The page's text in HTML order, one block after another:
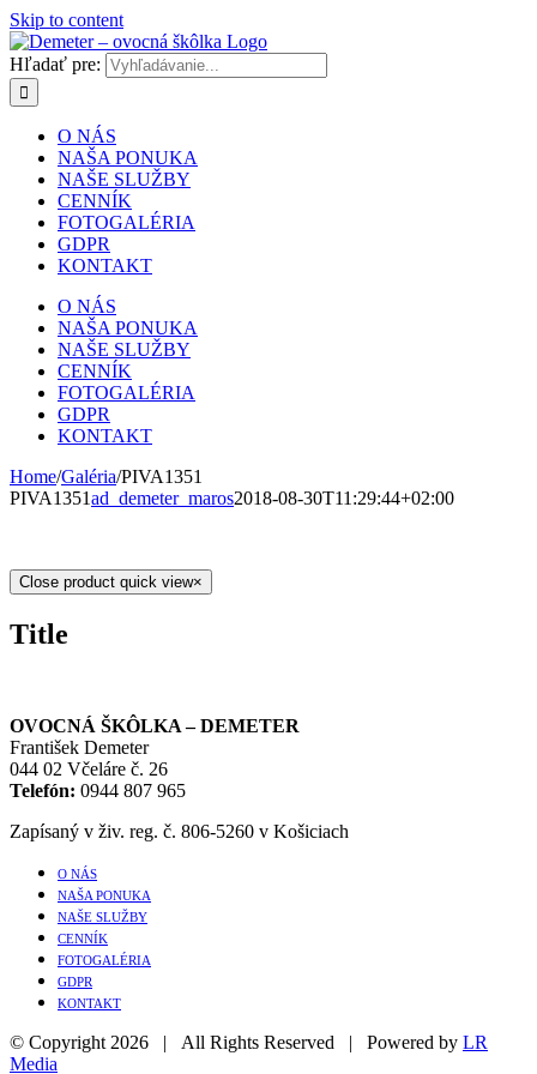
Skip to content
Hľadať pre:
O NÁS
NAŠA PONUKA
NAŠE SLUŽBY
CENNÍK
FOTOGALÉRIA
GDPR
KONTAKT
O NÁS
NAŠA PONUKA
NAŠE SLUŽBY
CENNÍK
FOTOGALÉRIA
GDPR
KONTAKT
Home/Galéria/PIVA1351
PIVA1351ad_demeter_maros2018-08-30T11:29:44+02:00
Close product quick view×
Title
OVOCNÁ ŠKÔLKA – DEMETER
František Demeter
044 02 Včeláre č. 26
Telefón: 0944 807 965
Zapísaný v živ. reg. č. 806-5260 v Košiciach
O NÁS
NAŠA PONUKA
NAŠE SLUŽBY
CENNÍK
FOTOGALÉRIA
GDPR
KONTAKT
© Copyright 2026 | All Rights Reserved | Powered by LR
Media